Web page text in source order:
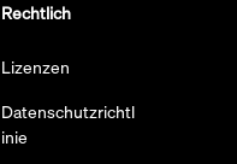
Rechtlich
Lizenzen
Datenschutzrichtl
inie